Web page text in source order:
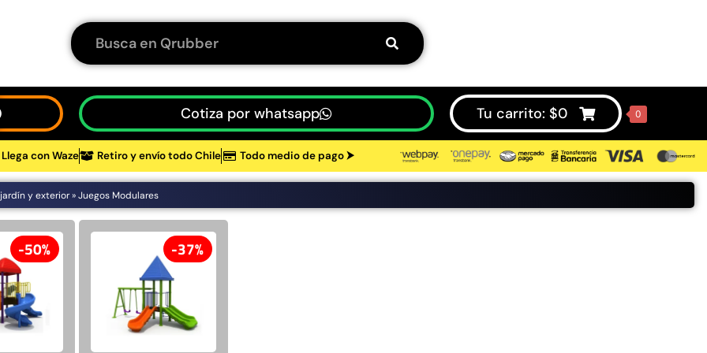
Cotiza por whatsapp Tu carrito: $0 0
Llega con Waze Retiro y envío todo Chile Todo medio de pago ⮞
y exterior»Juegos Modulares
50% 37%